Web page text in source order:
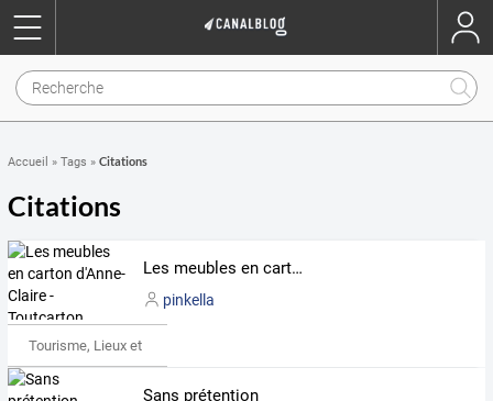
Accueil » Tags » Citations
Citations
Les meubles en carton d'Anne-Claire - Toutcarton
pinkella
Tourisme, Lieux et Événements
Sans prétention